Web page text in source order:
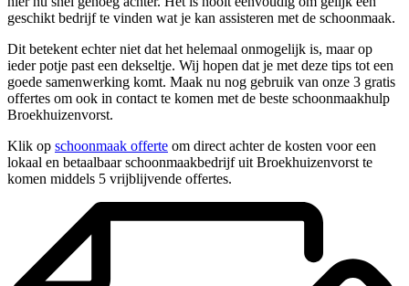
geschikt bedrijf te vinden wat je kan assisteren met de schoonmaak.
Dit betekent echter niet dat het helemaal onmogelijk is, maar op
ieder potje past een dekseltje. Wij hopen dat je met deze tips tot een
goede samenwerking komt. Maak nu nog gebruik van onze 3 gratis
offertes om ook in contact te komen met de beste schoonmaakhulp
Broekhuizenvorst.
Klik op schoonmaak offerte om direct achter de kosten voor een
lokaal en betaalbaar schoonmaakbedrijf uit Broekhuizenvorst te
komen middels 5 vrijblijvende offertes.